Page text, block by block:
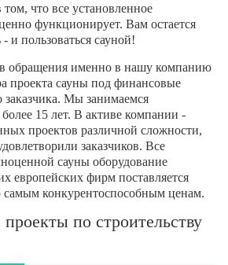
что все установленное
функционирует. Вам остается
и пользоваться сауной!
обращения именно в нашу компанию
проекта сауны под финансовые
Мы занимаемся
более 15 лет. В активе компании -
проектов различной сложности,
заказчиков. Все
сауны оборудование
европейских фирм поставляется
конкурентоспособным ценам.
по строительству